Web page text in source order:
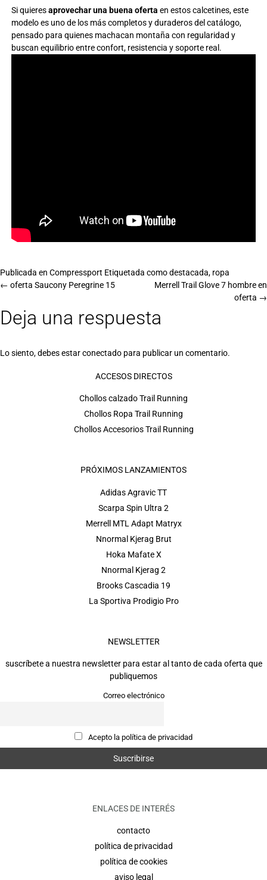
Si quieresaprovechar una buena oferta en estos calcetines, este
modelo es uno de los más completos y duraderos del catálogo,
pensado para quienes machacan montaña con regularidad y
buscan equilibrio entre confort, resistencia y soporte real.
Publicada en Compressport Etiquetada comodestacada, ropa
Merrell Trail Glove 7 hombre en
oferta →
← oferta Saucony Peregrine 15
Deja una respuesta
Lo siento, debes estarconectado para publicar un comentario.
ACCESOS DIRECTOS
Chollos calzado Trail Running
Chollos Ropa Trail Running
Chollos Accesorios Trail Running
PRÓXIMOS LANZAMIENTOS
Adidas Agravic TT
Scarpa Spin Ultra 2
Merrell MTL Adapt Matryx
Nnormal Kjerag Brut
Hoka Mafate X
Nnormal Kjerag 2
Brooks Cascadia 19
La Sportiva Prodigio Pro
NEWSLETTER
suscríbete a nuestra newsletter para estar al tanto de cada oferta que
publiquemos
Correo electrónico
Acepto la política de privacidad
ENLACES DE INTERÉS
contacto
política de privacidad
política de cookies
aviso legal